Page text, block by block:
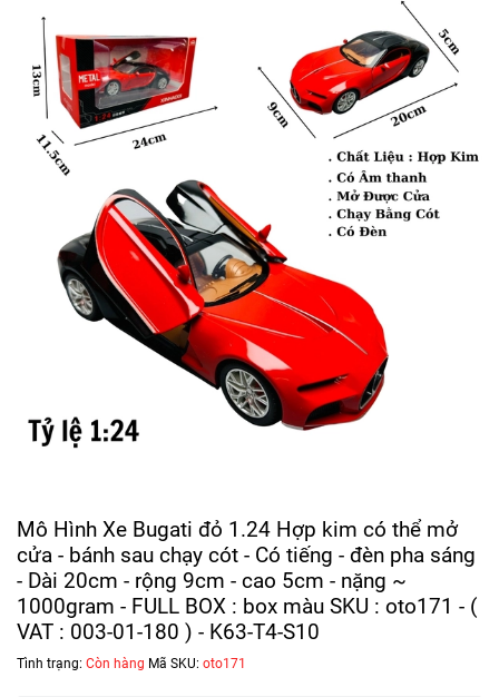
Mô Hình Xe Bugati đỏ 1.24 Hợp kim có thể mở
cửa - bánh sau chạy cót - Có tiếng - đèn pha sáng
- Dài 20cm - rộng 9cm - cao 5cm - nặng ~
1000gram - FULL BOX : box màu SKU : oto171 - (
VAT : 003-01-180 ) - K63-T4-S10
Tình trạng: Còn hàng Mã SKU: oto171